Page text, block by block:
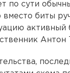
по сути
биты
активный
Антон